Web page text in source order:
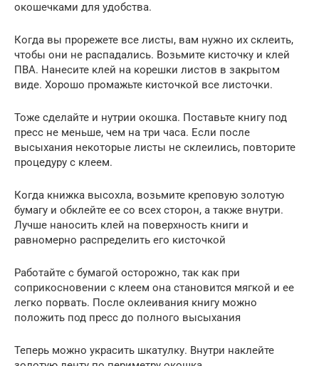
окошечками для удобства.
Когда вы прорежете все листы, вам нужно их склеить,
чтобы они не распадались. Возьмите кисточку и клей
ПВА. Нанесите клей на корешки листов в закрытом
виде. Хорошо промажьте кисточкой все листочки.
Тоже сделайте и нутрии окошка. Поставьте книгу под
пресс не меньше, чем на три часа. Если после
высыхания некоторые листы не склеились, повторите
процедуру с клеем.
Когда книжка высохла, возьмите креповую золотую
бумагу и обклейте ее со всех сторон, а также внутри.
Лучше наносить клей на поверхность книги и
равномерно распределить его кисточкой
Работайте с бумагой осторожно, так как при
соприкосновении с клеем она становится мягкой и ее
легко порвать. После оклеивания книгу можно
положить под пресс до полного высыхания
Теперь можно украсить шкатулку. Внутри наклейте